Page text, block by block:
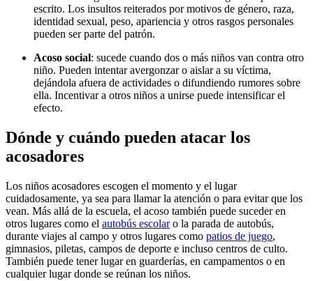
escrito. Los insultos reiterados por motivos de género, raza,
identidad sexual, peso, apariencia y otros rasgos personales
pueden ser parte del patrón.
Acoso social: sucede cuando dos o más niños van contra otro
niño. Pueden intentar avergonzar o aislar a su víctima,
dejándola afuera de actividades o difundiendo rumores sobre
ella. Incentivar a otros niños a unirse puede intensificar el
efecto.
Dónde y cuándo pueden atacar los
acosadores
Los niños acosadores escogen el momento y el lugar
cuidadosamente, ya sea para llamar la atención o para evitar que los
vean. Más allá de la escuela, el acoso también puede suceder en
otros lugares como el autobús escolaro la parada de autobús,
durante viajes al campo y otros lugares como patios de juego,
gimnasios, piletas, campos de deporte e incluso centros de culto.
También puede tener lugar en guarderías, en campamentos o en
cualquier lugar donde se reúnan los niños.